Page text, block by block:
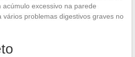
excessivo na parede
vários problemas digestivos graves no